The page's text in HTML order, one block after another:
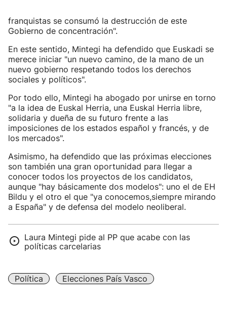
franquistas se consumó la destrucción de este
Gobierno de concentración".
En este sentido, Mintegi ha defendido que Euskadi se
merece iniciar "un nuevo camino, de la mano de un
nuevo gobierno respetando todos los derechos
sociales y políticos".
Por todo ello, Mintegi ha abogado por unirse en torno
"a la idea de Euskal Herria, una Euskal Herria libre,
solidaria y dueña de su futuro frente a las
imposiciones de los estados español y francés, y de
los mercados".
Asimismo, ha defendido que las próximas elecciones
son también una gran oportunidad para llegar a
conocer todos los proyectos de los candidatos,
aunque "hay básicamente dos modelos": uno el de EH
Bildu y el otro el que "ya conocemos,siempre mirando
a España" y de defensa del modelo neoliberal.
Laura Mintegi pide al PP que acabe con las
políticas carcelarias
Política Elecciones País Vasco